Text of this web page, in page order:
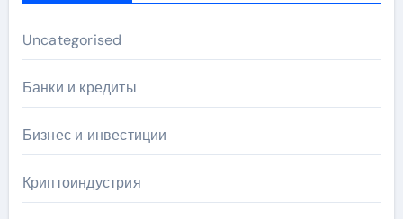
Uncategorised
Банки и кредиты
Бизнес и инвестиции
Криптоиндустрия